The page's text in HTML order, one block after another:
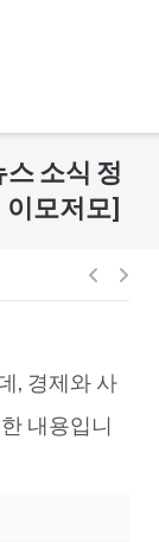
소식 정
이모저모]
글
게
이
, 경제와 사
내용입니